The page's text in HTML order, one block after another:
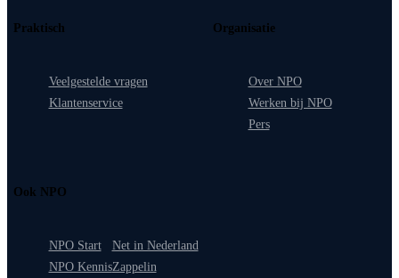
Praktisch
Veelgestelde vragen
Klantenservice
Organisatie
Over NPO
Werken bij NPO
Pers
Ook NPO
NPO Start
NPO Kennis
Net in Nederland
Zappelin